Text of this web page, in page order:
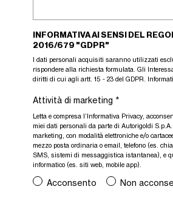
INFORMATIVA AI SENSI DEL
2016/679 "GDPR"
I dati personali acquisiti saranno utilizzati
rispondere alla richiesta formulata. Gli
diritti di cui agli artt. 15 - 23 del GDPR.
Attività di marketing *
Letta e compresa l’Informativa Privacy,
miei dati personali da parte di Autorigoldi
marketing, con modalità elettroniche e/o
mezzo posta ordinaria o email, telefono (es.
SMS, sistemi di messaggistica istantanea), e
informatico (es. siti web, mobile app).
Acconsento Non